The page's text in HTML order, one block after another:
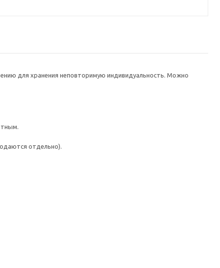
для хранения неповторимую индивидуальность. Можно
отдельно).